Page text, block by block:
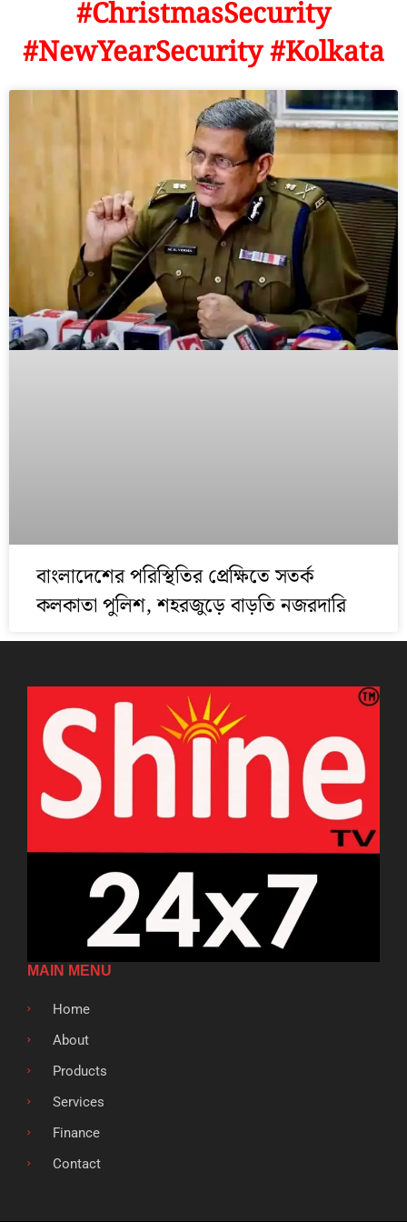
#ChristmasSecurity
#NewYearSecurity #Kolkata
বাংলাদেশের পরিস্থিতির প্রেক্ষিতে সতর্ক
কলকাতা পুলিশ, শহরজুড়ে বাড়তি নজরদারি
MAIN MENU
Home
About
Products
Services
Finance
Contact